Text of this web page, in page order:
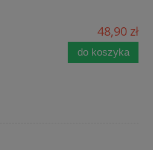
48,90 zł
do koszyka